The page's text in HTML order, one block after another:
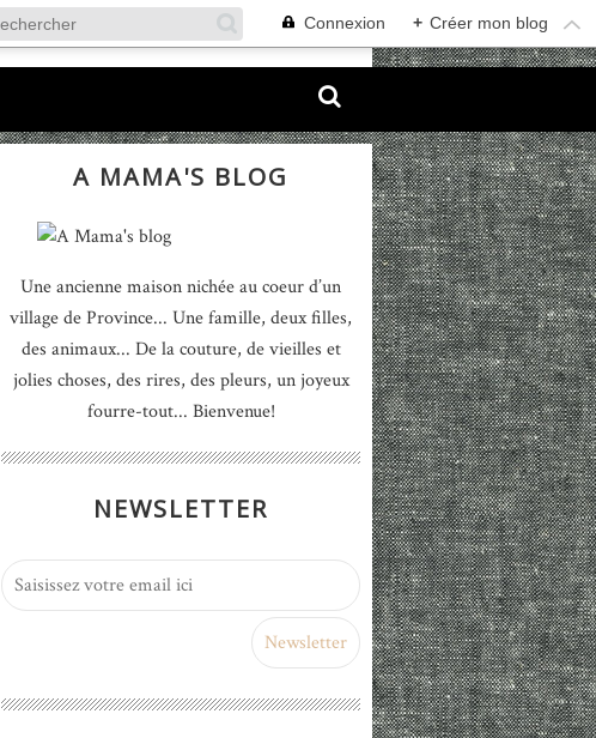
Connexion + Créer mon blog
A MAMA'S BLOG
Une ancienne maison nichée au coeur d’un
village de Province... Une famille, deux filles,
des animaux... De la couture, de vieilles et
jolies choses, des rires, des pleurs, un joyeux
fourre-tout... Bienvenue!
NEWSLETTER